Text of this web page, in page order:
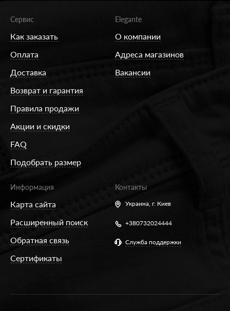
Сервис
Как заказать
Оплата
Доставка
Возврат и гарантия
Правила продажи
Акции и скидки
FAQ
Подобрать размер
Elegante
О компании
Адреса магазинов
Вакансии
Информация
Карта сайта
Расширенный поиск
Обратная связь
Сертификаты
Контакты
Украина, г. Киев
+380732024444
Служба поддержки